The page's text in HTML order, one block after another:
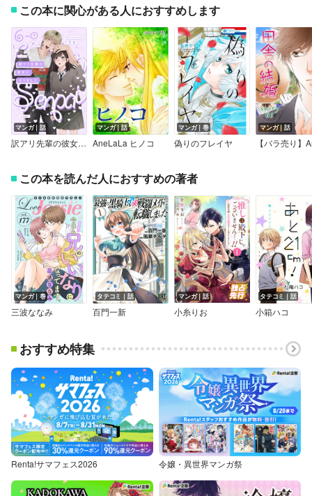
この本に関心がある人におすすめします
マンガ｜話
訳アリ先輩の彼女になりました（6）【分冊版】
マンガ｜話
AneLaLa ヒノコ
マンガ｜巻
偽りのフレイヤ
マンガ｜話
この本を読んだ人におすすめの著者
マンガ｜巻
三波ななみ
タテコミ｜話
百門一新
マンガ｜話
小糸りお
タテコミ｜話
小箱ハコ
おすすめ特集
Renta!サマフェス2026 令嬢・異世界マンガ祭